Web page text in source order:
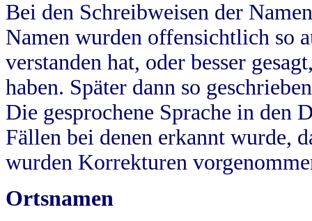
Bei den Schreibweisen der
Namen wurden offensichtlich so
verstanden hat, oder besser
haben. Später dann so
Die gesprochene Sprache in
Fällen bei denen erkannt wurde,
wurden Korrekturen
Ortsnamen